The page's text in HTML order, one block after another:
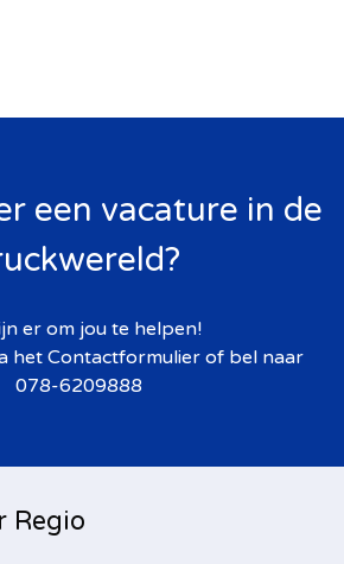
een vacature in de
er om jou te helpen!
het Contactformulier of bel naar
078-6209888
Regio